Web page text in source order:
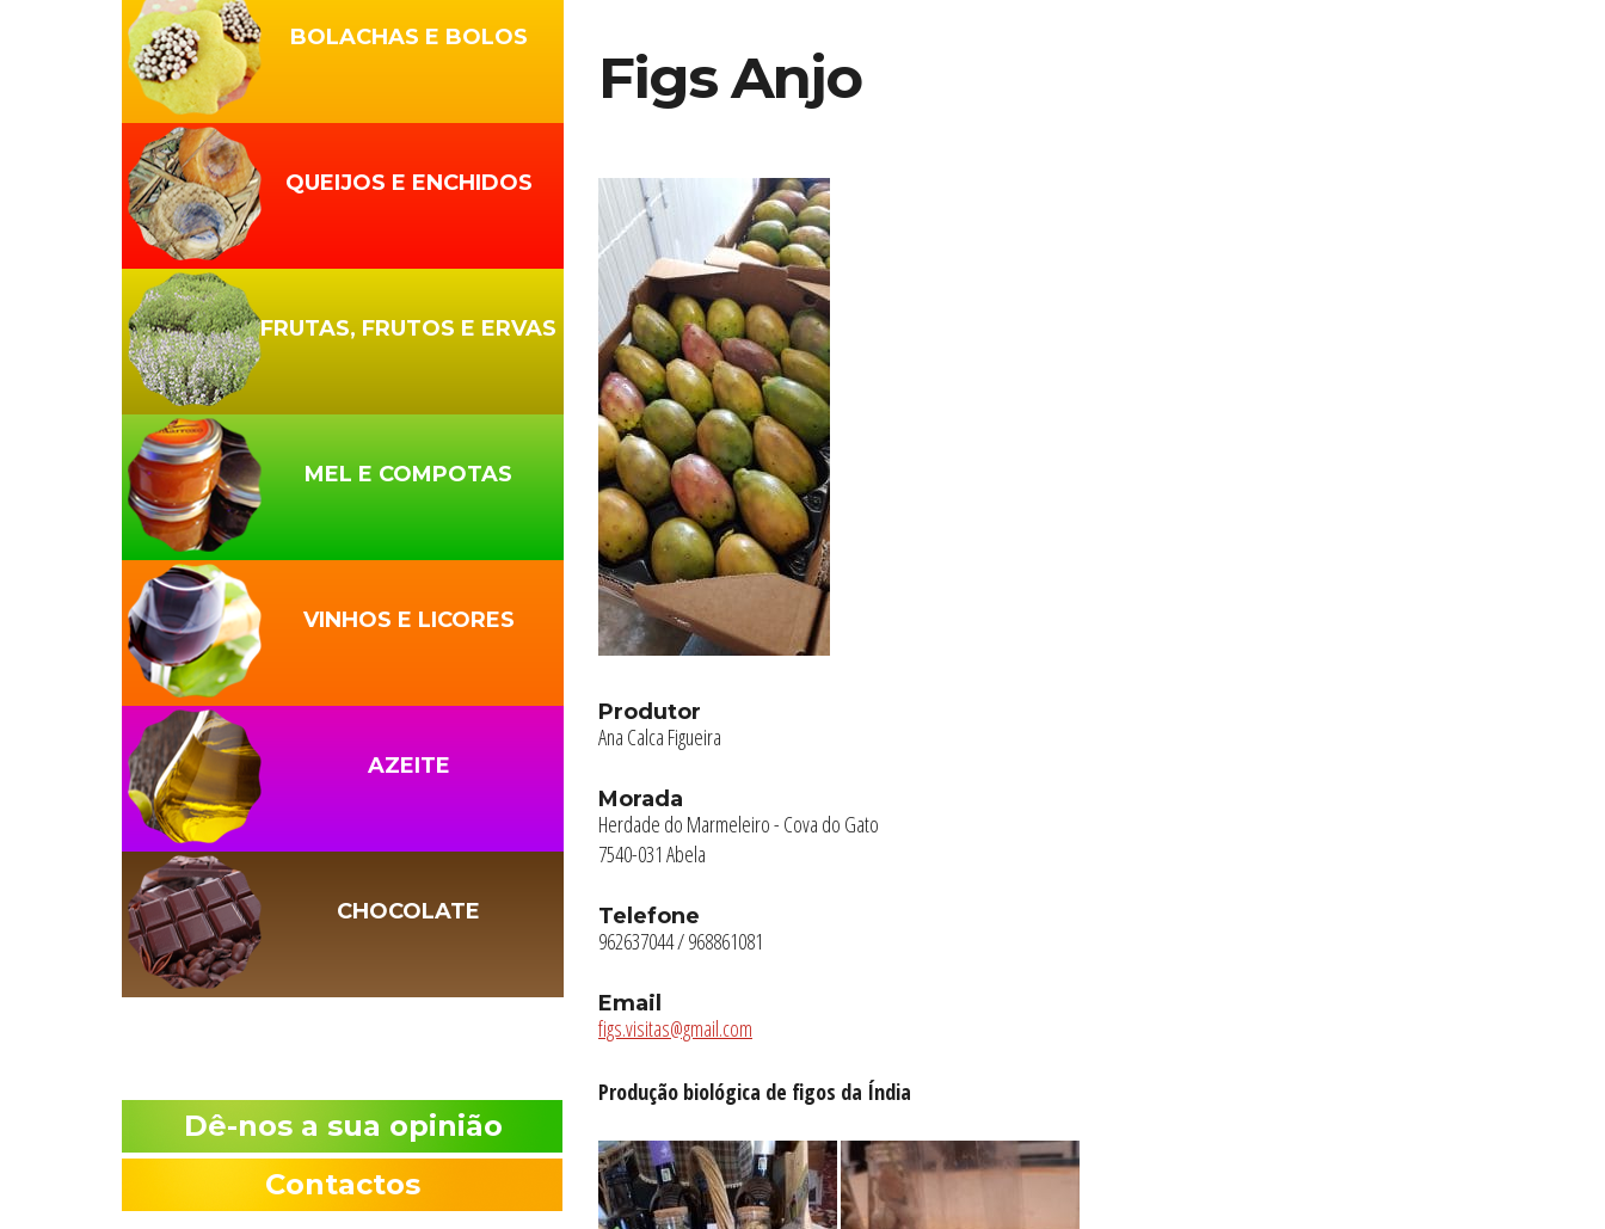
Figs Anjo
Produtor
Ana Calca Figueira
Morada
Herdade do Marmeleiro - Cova do Gato
7540-031 Abela
Telefone
962637044 / 968861081
Email
figs.visitas@gmail.com
Produção biológica de figos da Índia
BOLACHAS E BOLOS
QUEIJOS E ENCHIDOS
FRUTAS, FRUTOS E ERVAS
MEL E COMPOTAS
VINHOS E LICORES
AZEITE
CHOCOLATE
Dê-nos a sua opinião
Contactos